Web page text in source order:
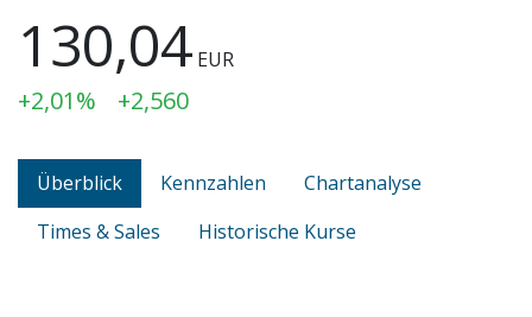
130,04 EUR
+2,01% +2,560
Überblick Kennzahlen
Chartanalyse
Times & Sales
Historische Kurse